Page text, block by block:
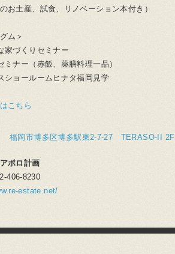
のお土産、試食、リノベーション本付き）
ム＞
家づくりセミナー
ミナー（赤飯、薬膳料理一品）
ショールームヒナタ福岡見学
こちら
福岡市博多区博多駅東2-7-27 TERASO-II 2F
ポロ計画
406-8230
estate.net/